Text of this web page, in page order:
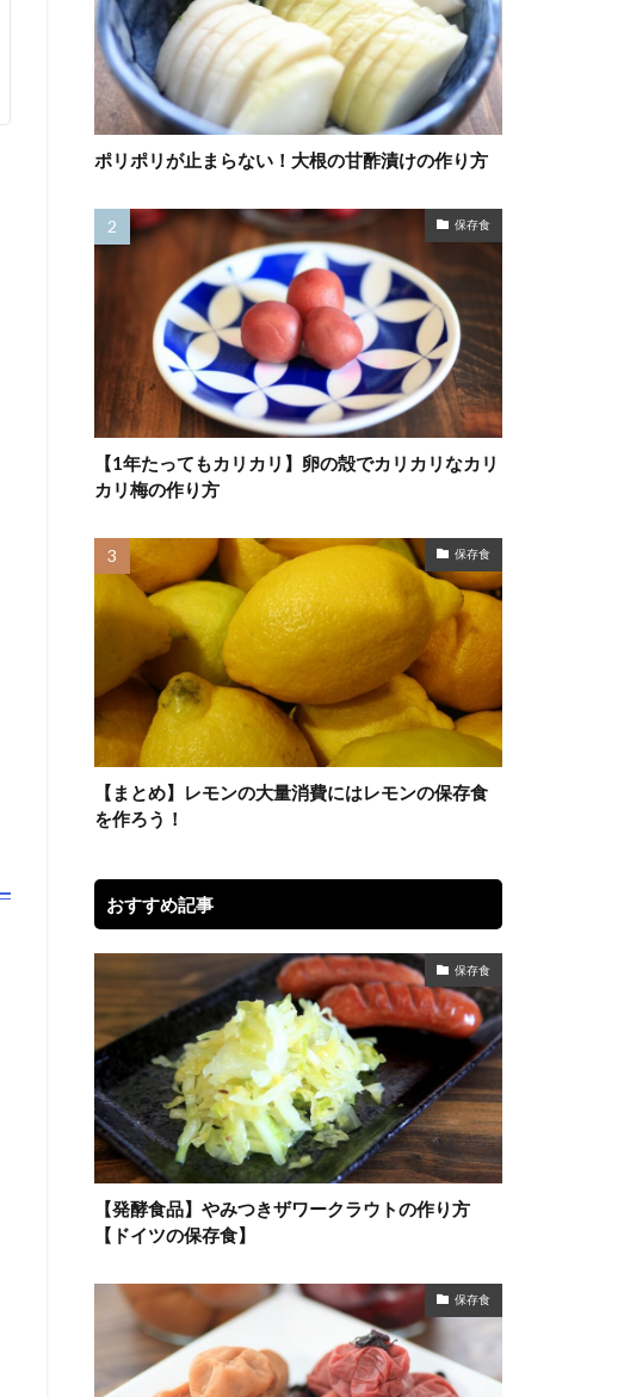
ポリポリが止まらない！大根の甘酢漬けの作り方
保存食
【1年たってもカリカリ】卵の殻でカリカリなカリ
カリ梅の作り方
保存食
【まとめ】レモンの大量消費にはレモンの保存食
を作ろう！
おすすめ記事
保存食
【発酵食品】やみつきザワークラウトの作り方
【ドイツの保存食】
保存食